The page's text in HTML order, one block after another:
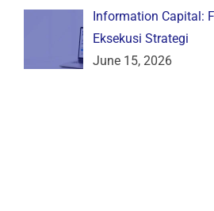
Information Capital:
Eksekusi Strategi
June 15, 2026